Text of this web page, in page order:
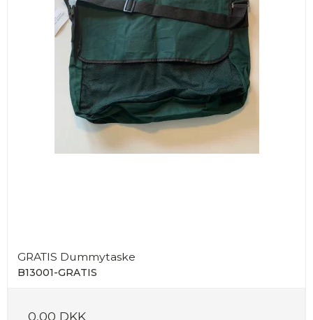
GRATIS Dummytaske
B13001-GRATIS
0,00 DKK